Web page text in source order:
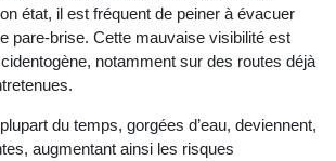
état, il est fréquent de peiner à évacuer
pare-brise. Cette mauvaise visibilité est
notamment sur des routes déjà
du temps, gorgées d’eau, deviennent,
augmentant ainsi les risques